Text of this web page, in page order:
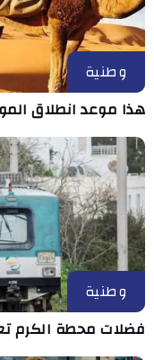
وطنية
هذا موعد انطلاق
وطنية
فضلات محطة الكرم